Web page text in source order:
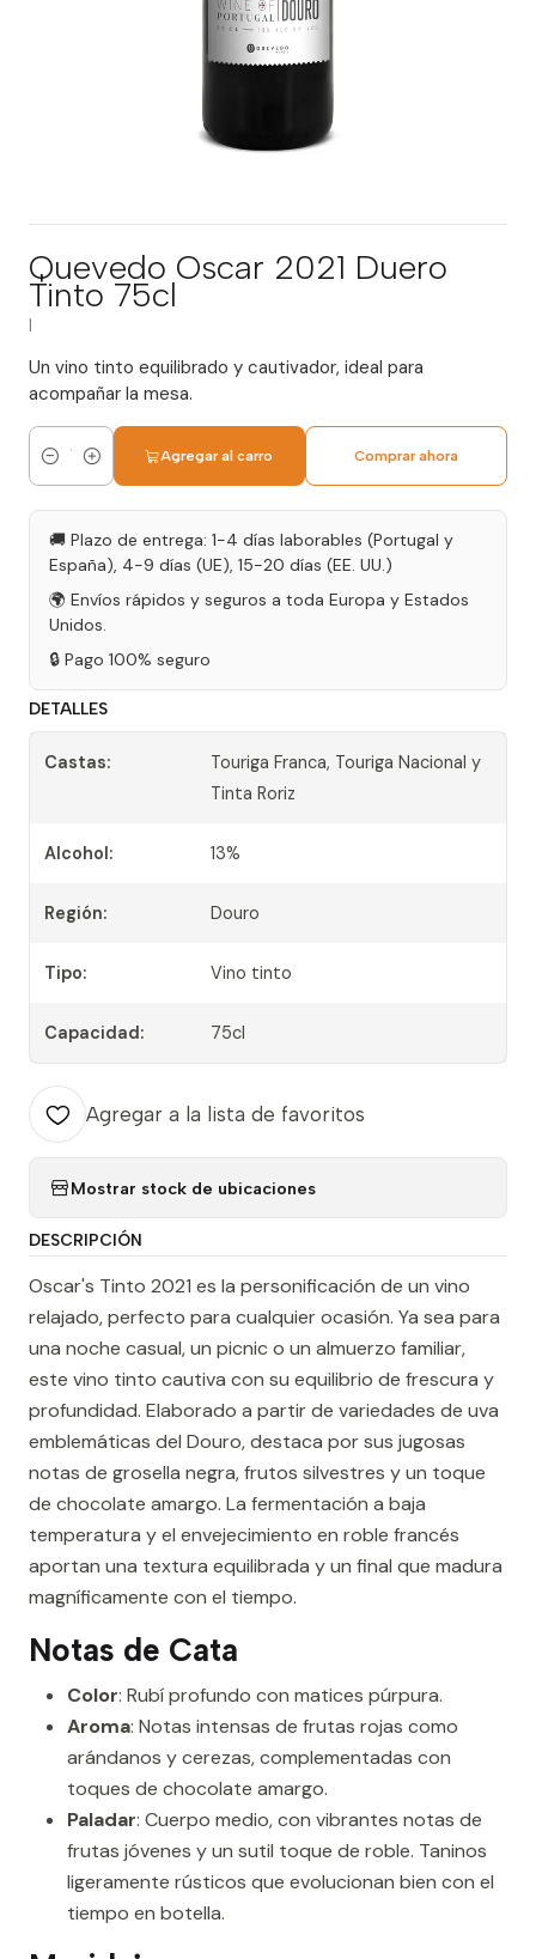
Quevedo Oscar 2021 Duero
Tinto 75cl
Un vino tinto equilibrado y cautivador, ideal para
acompañar la mesa.
Cantidad
Agregar al carro Comprar ahora
🚚 Plazo de entrega: 1-4 días laborables (Portugal y
España), 4-9 días (UE), 15-20 días (EE. UU.)
🌍 Envíos rápidos y seguros a toda Europa y Estados
Unidos.
🔒 Pago 100% seguro
DETALLES
Castas:
Touriga Franca, Touriga Nacional y
Tinta Roriz
Alcohol: 13%
Región: Douro
Tipo: Vino tinto
Capacidad: 75cl
Agregar a la lista de favoritos
Mostrar stock de ubicaciones
DESCRIPCIÓN
Oscar's Tinto 2021 es la personificación de un vino
relajado, perfecto para cualquier ocasión. Ya sea para
una noche casual, un picnic o un almuerzo familiar,
este vino tinto cautiva con su equilibrio de frescura y
profundidad. Elaborado a partir de variedades de uva
emblemáticas del Douro, destaca por sus jugosas
notas de grosella negra, frutos silvestres y un toque
de chocolate amargo. La fermentación a baja
temperatura y el envejecimiento en roble francés
aportan una textura equilibrada y un final que madura
magníficamente con el tiempo.
Notas de Cata
Color: Rubí profundo con matices púrpura.
Aroma: Notas intensas de frutas rojas como
arándanos y cerezas, complementadas con
toques de chocolate amargo.
Paladar: Cuerpo medio, con vibrantes notas de
frutas jóvenes y un sutil toque de roble. Taninos
ligeramente rústicos que evolucionan bien con el
tiempo en botella.